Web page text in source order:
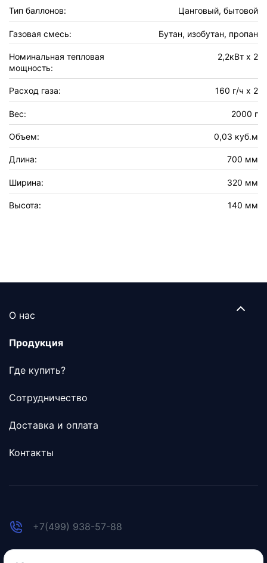
Тип баллонов: Цанговый, бытовой
Газовая смесь: Бутан, изобутан, пропан
Номинальная тепловая
мощность:
2,2кВт х 2
Расход газа: 160 г/ч х 2
Вес: 2000 г
Объем: 0,03 куб.м
Длина: 700 мм
Ширина: 320 мм
Высота: 140 мм
О нас
Продукция
Где купить?
Сотрудничество
Доставка и оплата
Контакты
+7(499) 938-57-88